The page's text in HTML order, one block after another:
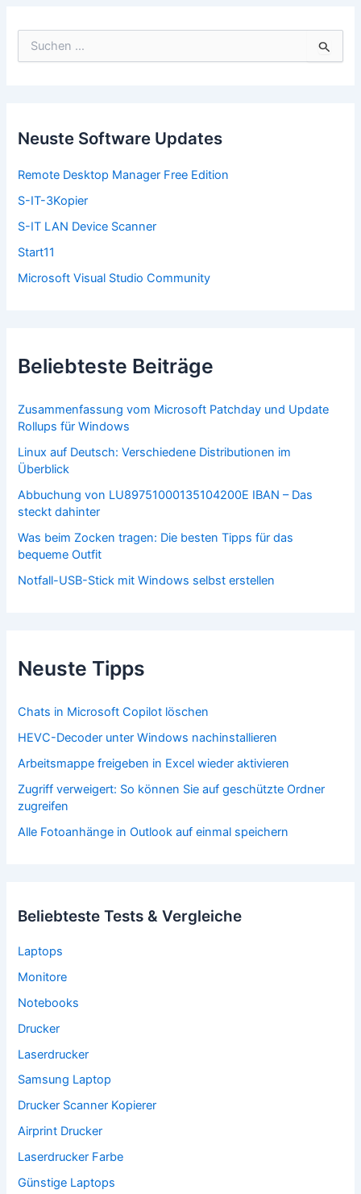
n
h
:
Neuste Software Updates
Remote Desktop Manager Free Edition
S-IT-3Kopier
S-IT LAN Device Scanner
Start11
Microsoft Visual Studio Community
Beliebteste Beiträge
Zusammenfassung vom Microsoft Patchday und Update
Rollups für Windows
Linux auf Deutsch: Verschiedene Distributionen im
Überblick
Abbuchung von LU89751000135104200E IBAN – Das
steckt dahinter
Was beim Zocken tragen: Die besten Tipps für das
bequeme Outfit
Notfall-USB-Stick mit Windows selbst erstellen
Neuste Tipps
Chats in Microsoft Copilot löschen
HEVC-Decoder unter Windows nachinstallieren
Arbeitsmappe freigeben in Excel wieder aktivieren
Zugriff verweigert: So können Sie auf geschützte Ordner
zugreifen
Alle Fotoanhänge in Outlook auf einmal speichern
Beliebteste Tests & Vergleiche
Laptops
Monitore
Notebooks
Drucker
Laserdrucker
Samsung Laptop
Drucker Scanner Kopierer
Airprint Drucker
Laserdrucker Farbe
Günstige Laptops